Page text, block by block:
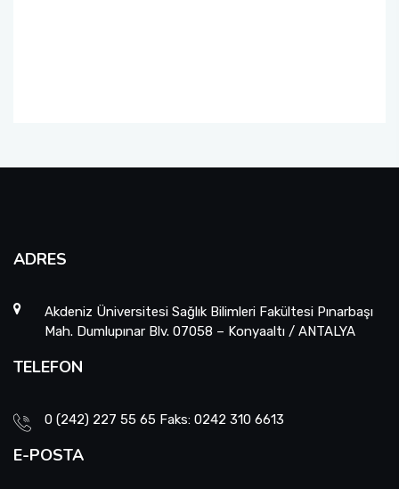
ADRES
Akdeniz Üniversitesi Sağlık Bilimleri Fakültesi Pınarbaşı
Mah. Dumlupınar Blv. 07058 – Konyaaltı / ANTALYA
TELEFON
0 (242) 227 55 65 Faks: 0242 310 6613
E-POSTA